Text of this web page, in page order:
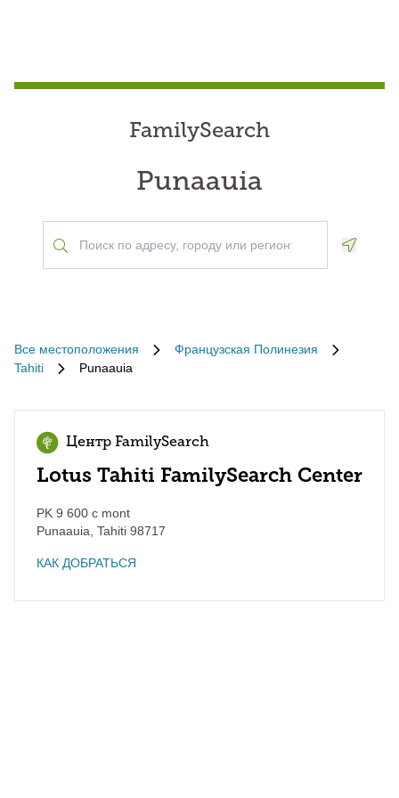
FamilySearch
Punaauia
Все местоположения
Французская Полинезия
Tahiti
Punaauia
Центр FamilySearch
Lotus Tahiti FamilySearch Center
PK 9 600 c mont
Punaauia Tahiti 98717
КАК ДОБРАТЬСЯ